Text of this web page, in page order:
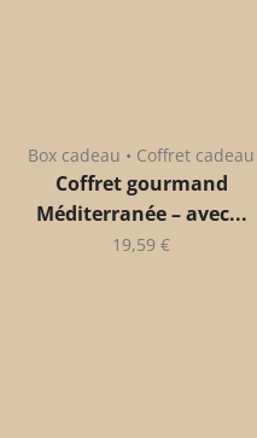
Box cadeau • Coffret cadeau
Coffret gourmand
Méditerranée – avec...
19,59 €